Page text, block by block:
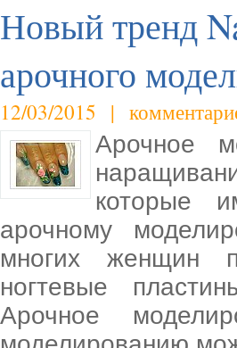
Новый тренд
арочного
12/03/2015 |
Арочное
которые
арочному
многих женщин
ногтевые
Арочное